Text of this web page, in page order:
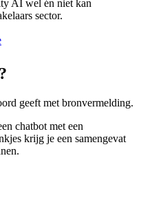
AI wel én niet kan
sector.
?
geeft met bronvermelding.
chatbot met een
krijg je een samengevat